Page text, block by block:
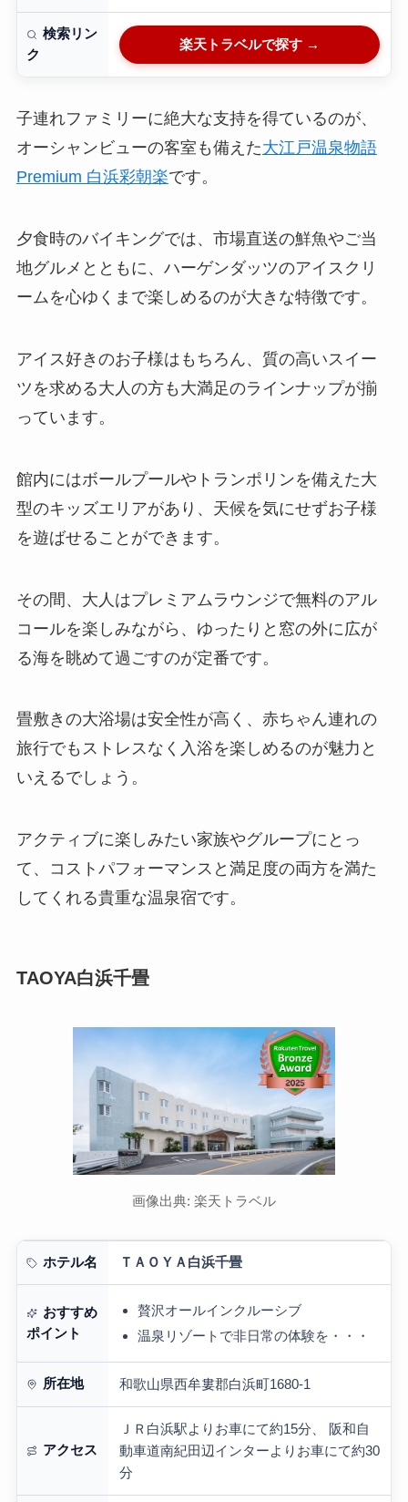
検索リン
ク
楽天トラベルで探す →
子連れファミリーに絶大な支持を得ているのが、
オーシャンビューの客室も備えた大江戸温泉物語
Premium 白浜彩朝楽です。
夕食時のバイキングでは、市場直送の鮮魚やご当
地グルメとともに、ハーゲンダッツのアイスクリ
ームを心ゆくまで楽しめるのが大きな特徴です。
アイス好きのお子様はもちろん、質の高いスイー
ツを求める大人の方も大満足のラインナップが揃
っています。
館内にはボールプールやトランポリンを備えた大
型のキッズエリアがあり、天候を気にせずお子様
を遊ばせることができます。
その間、大人はプレミアムラウンジで無料のアル
コールを楽しみながら、ゆったりと窓の外に広が
る海を眺めて過ごすのが定番です。
畳敷きの大浴場は安全性が高く、赤ちゃん連れの
旅行でもストレスなく入浴を楽しめるのが魅力と
いえるでしょう。
アクティブに楽しみたい家族やグループにとっ
て、コストパフォーマンスと満足度の両方を満た
してくれる貴重な温泉宿です。
TAOYA白浜千畳
画像出典: 楽天トラベル
ホテル名 ＴＡＯＹＡ白浜千畳
おすすめ
ポイント
贅沢オールインクルーシブ
温泉リゾートで非日常の体験を・・・
所在地 和歌山県西牟婁郡白浜町1680-1
アクセス
ＪＲ白浜駅よりお車にて約15分、 阪和自
動車道南紀田辺インターよりお車にて約30
分